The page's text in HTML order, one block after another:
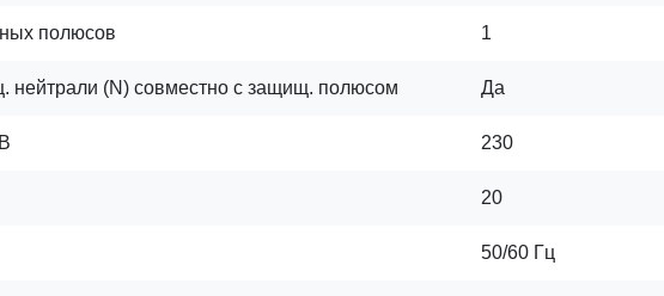
полюсов 1
нейтрали (N) совместно с защищ. полюсом Да
230
20
50/60 Гц